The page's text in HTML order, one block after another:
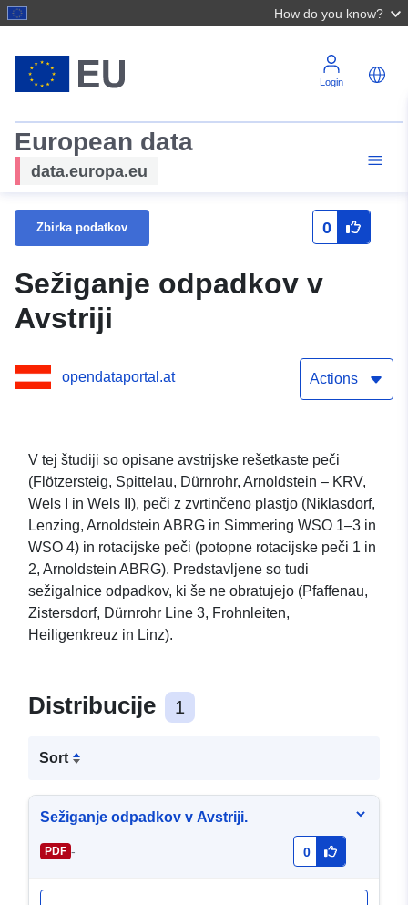
How do you know?
Login
European data
data.europa.eu
Zbirka podatkov 0
Sežiganje odpadkov v
Avstriji
opendataportal.at Actions
V tej študiji so opisane avstrijske rešetkaste peči
(Flötzersteig, Spittelau, Dürnrohr, Arnoldstein – KRV,
Wels I in Wels II), peči z zvrtinčeno plastjo (Niklasdorf,
Lenzing, Arnoldstein ABRG in Simmering WSO 1–3 in
WSO 4) in rotacijske peči (potopne rotacijske peči 1 in
2, Arnoldstein ABRG). Predstavljene so tudi
sežigalnice odpadkov, ki še ne obratujejo (Pfaffenau,
Zistersdorf, Dürnrohr Line 3, Frohnleiten,
Heiligenkreuz in Linz).
Distribucije 1
Sort
Sežiganje odpadkov v Avstriji.
PDF - 0